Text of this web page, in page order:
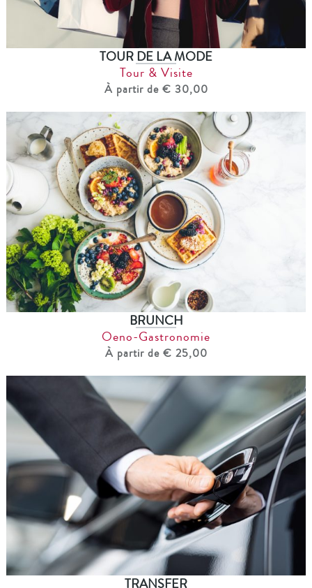
TOUR DE LA MODE
Tour & Visite
À partir de € 30,00
BRUNCH
Oeno-Gastronomie
À partir de € 25,00
TRANSFER